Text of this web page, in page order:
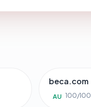
beca.com
AU 100/100